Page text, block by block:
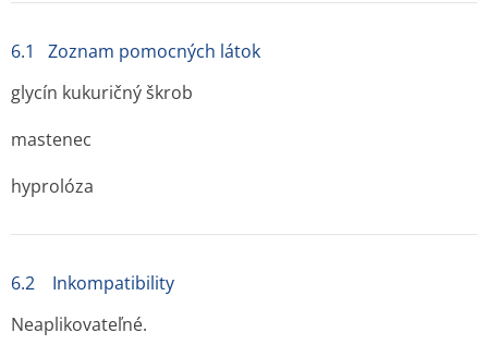
6.1 Zoznam pomocných látok
glycín kukuričný škrob
mastenec
hyprolóza
6.2 Inkompatibility
Neaplikovateľné.